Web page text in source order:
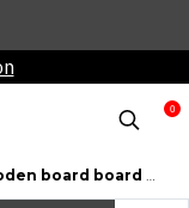
0
board board Can write the name